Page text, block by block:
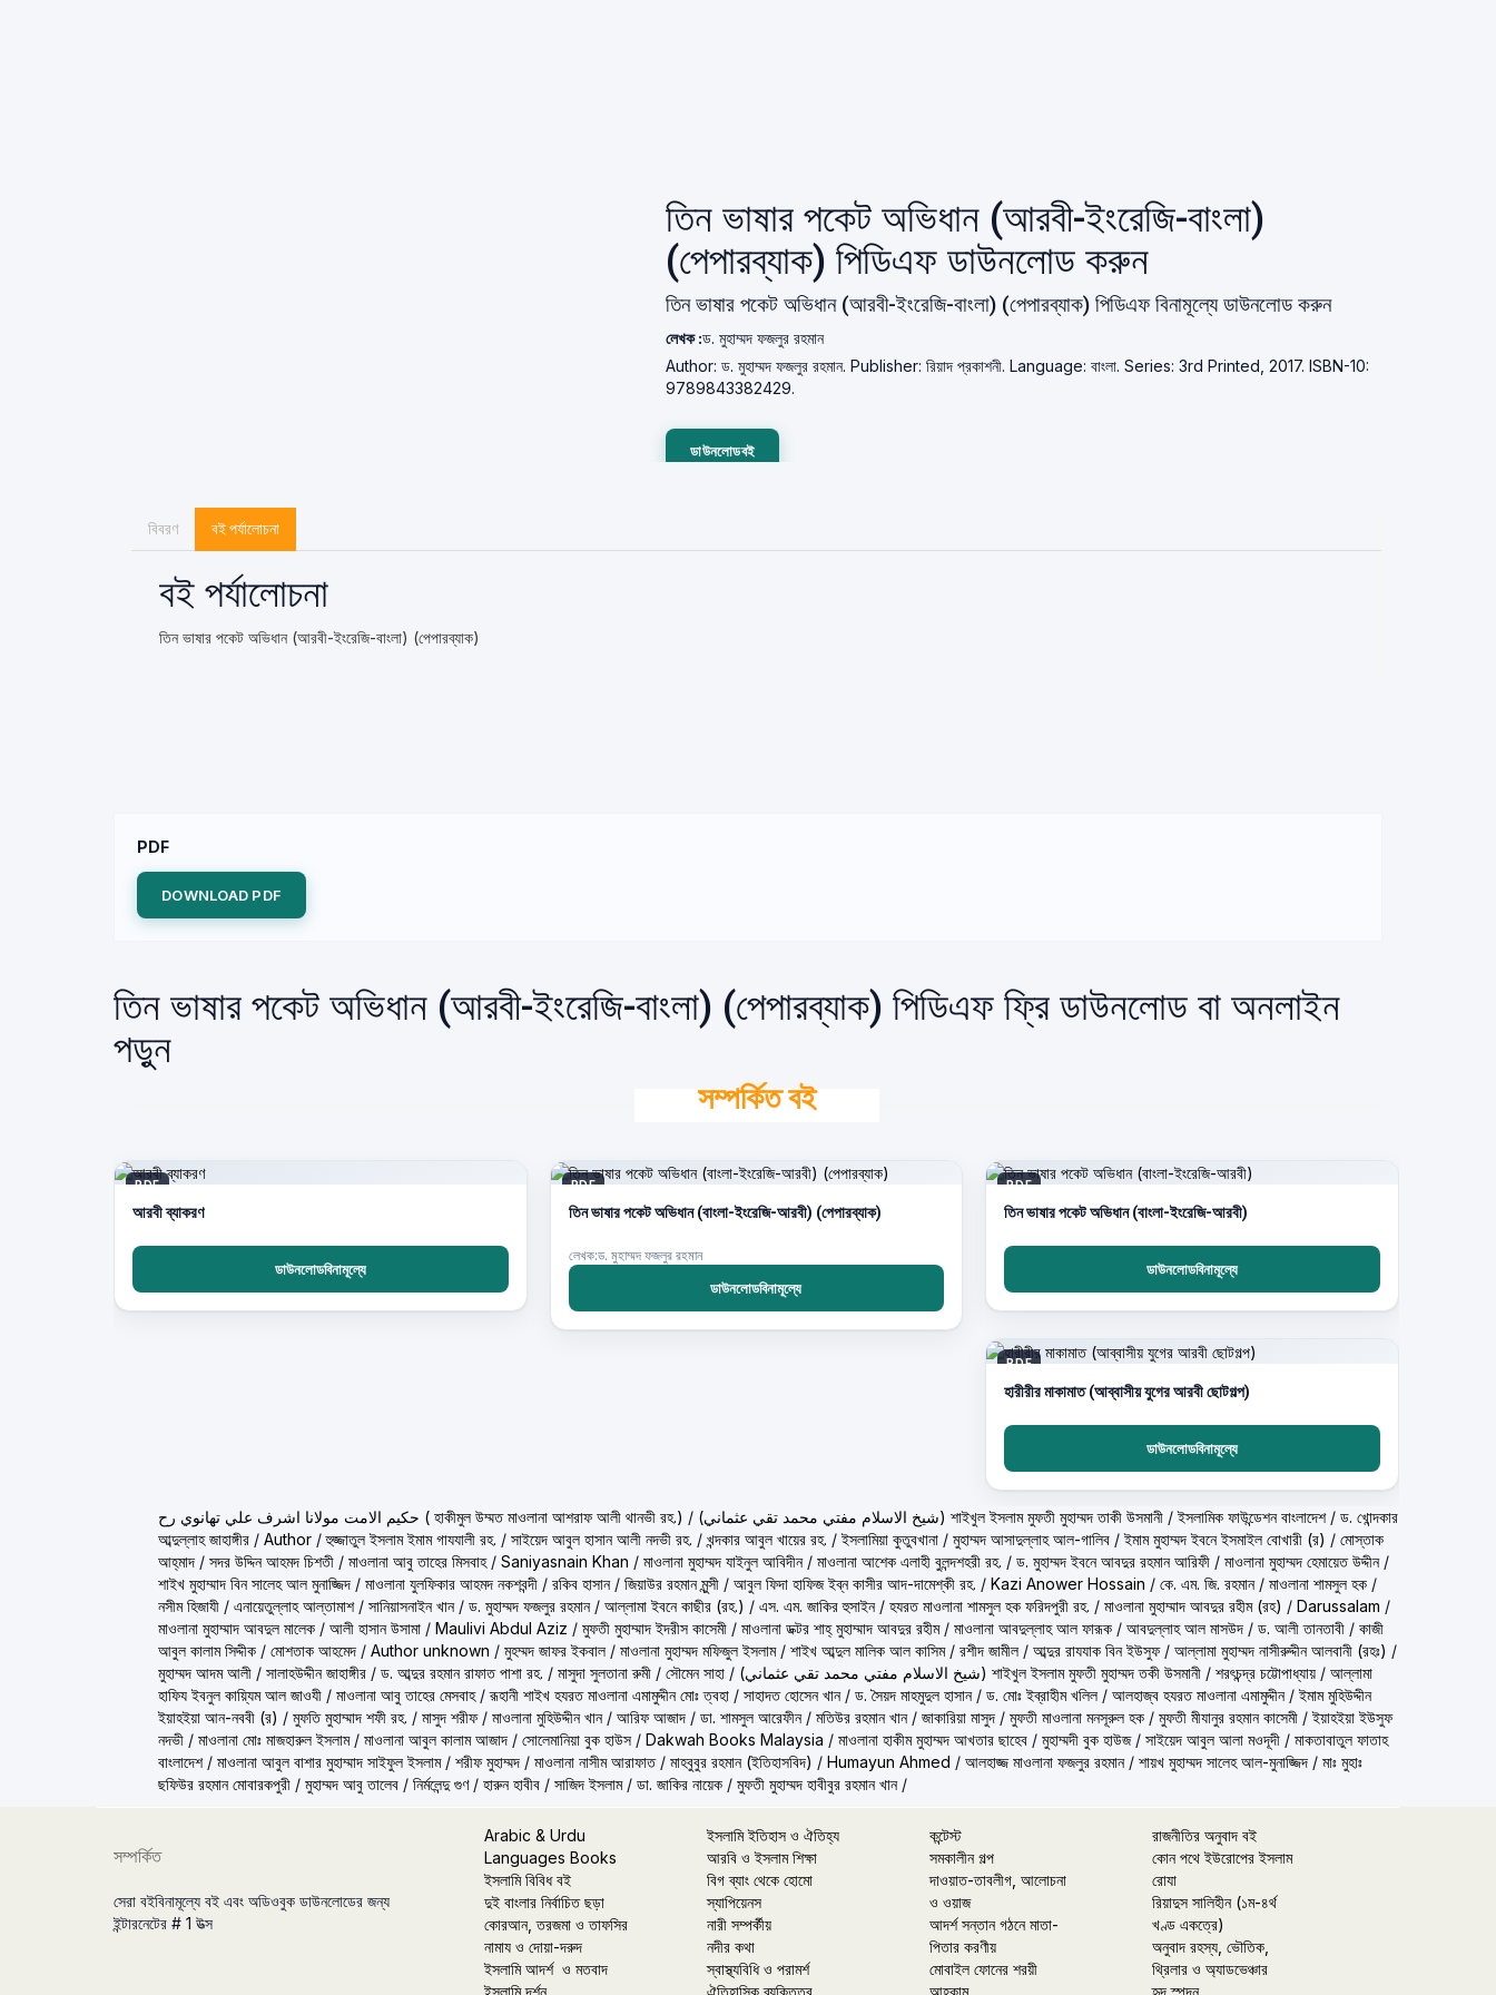
তিন ভাষার পকেট অভিধান (আরবী-ইংরেজি-বাংলা)
(পেপারব্যাক) পিডিএফ ডাউনলোড করুন
তিন ভাষার পকেট অভিধান (আরবী-ইংরেজি-বাংলা) (পেপারব্যাক) পিডিএফ বিনামূল্যে ডাউনলোড করুন
লেখক :ড. মুহাম্মদ ফজলুর রহমান
Author: ড. মুহাম্মদ ফজলুর রহমান. Publisher: রিয়াদ প্রকাশনী. Language: বাংলা. Series: 3rd Printed, 2017. ISBN-10:
9789843382429.
ডাউনলোডবই
বিবরণ বই পর্যালোচনা
বই পর্যালোচনা
তিন ভাষার পকেট অভিধান (আরবী-ইংরেজি-বাংলা) (পেপারব্যাক)
PDF
DOWNLOAD PDF
তিন ভাষার পকেট অভিধান (আরবী-ইংরেজি-বাংলা) (পেপারব্যাক) পিডিএফ ফ্রি ডাউনলোড বা অনলাইন
পড়ুন
সম্পর্কিত বই
PDF
আরবী ব্যাকরণ
ডাউনলোডবিনামূল্যে
PDF
তিন ভাষার পকেট অভিধান (বাংলা-ইংরেজি-আরবী) (পেপারব্যাক)
লেখক:ড. মুহাম্মদ ফজলুর রহমান
ডাউনলোডবিনামূল্যে
PDF
তিন ভাষার পকেট অভিধান (বাংলা-ইংরেজি-আরবী)
ডাউনলোডবিনামূল্যে
PDF
হারীরীর মাকামাত (আব্বাসীয় যুগের আরবী ছোটগল্প)
ডাউনলোডবিনামূল্যে
حكيم الامت مولانا اشرف علي تهانوي رح ( হাকীমুল উম্মত মাওলানা আশরাফ আলী থানভী রহ.) / (شيخ الاسلام مفتي محمد تقي عثماني) শাইখুল ইসলাম মুফতী মুহাম্মদ তাকী উসমানী /ইসলামিক ফাউন্ডেশন বাংলাদেশ/ ড. খোন্দকার
আব্দুল্লাহ জাহাঙ্গীর / Author /হুজ্জাতুল ইসলাম ইমাম গাযযালী রহ. / সাইয়েদ আবুল হাসান আলী নদভী রহ. / খন্দকার আবুল খায়ের রহ. /ইসলামিয়া কুতুবখানা / মুহাম্মদ আসাদুল্লাহ আল-গালিব /ইমাম মুহাম্মদ ইবনে ইসমাইল বোখারী (র) / মোস্তাক
আহ্‌মাদ / সদর উদ্দিন আহমদ চিশতী / মাওলানা আবু তাহের মিসবাহ/ Saniyasnain Khan / মাওলানা মুহাম্মদ যাইনুল আবিদীন/ মাওলানা আশেক এলাহী বুলন্দশহরী রহ. / ড. মুহাম্মদ ইবনে আবদুর রহমান আরিফী / মাওলানা মুহাম্মদ হেমায়েত উদ্দীন/
শাইখ মুহাম্মাদ বিন সালেহ আল মুনাজ্জিদ / মাওলানা যুলফিকার আহমদ নকশবন্দী / রকিব হাসান/ জিয়াউর রহমান মুন্সী / আবুল ফিদা হাফিজ ইব্‌ন কাসীর আদ-দামেশ্‌কী রহ. / Kazi Anower Hossain / কে. এম. জি. রহমান/ মাওলানা শামসুল হক /
নসীম হিজাযী / এনায়েতুল্লাহ আল্‌তামাশ/ সানিয়াসনাইন খান/ ড. মুহাম্মদ ফজলুর রহমান/ আল্লামা ইবনে কাছীর (রহ.) / এস. এম. জাকির হুসাইন/ হযরত মাওলানা শামসুল হক ফরিদপুরী রহ. / মাওলানা মুহাম্মাদ আবদুর রহীম (রহ) / Darussalam /
মাওলানা মুহাম্মাদ আবদুল মালেক / আলী হাসান উসামা / Maulivi Abdul Aziz / মুফতী মুহাম্মাদ ইদরীস কাসেমী / মাওলানা ডক্টর শাহ্‌ মুহাম্মাদ আবদুর রহীম/ মাওলানা আবদুল্লাহ আল ফারূক / আবদুল্লাহ আল মাসউদ / ড. আলী তানতাবী / কাজী
আবুল কালাম সিদ্দীক / মোশতাক আহমেদ / Author unknown / মুহম্মদ জাফর ইকবাল / মাওলানা মুহাম্মদ মফিজুল ইসলাম/ শাইখ আব্দুল মালিক আল কাসিম/ রশীদ জামীল / আব্দুর রাযযাক বিন ইউসুফ/ আল্লামা মুহাম্মদ নাসীরুদ্দীন আলবানী (রহঃ) /
মুহাম্মদ আদম আলী / সালাহউদ্দীন জাহাঙ্গীর / ড. আব্দুর রহমান রাফাত পাশা রহ. / মাসুদা সুলতানা রুমী / সৌমেন সাহা / (شيخ الاسلام مفتي محمد تقي عثماني) শাইখুল ইসলাম মুফতী মুহাম্মদ তকী উসমানী / শরৎচন্দ্র চট্টোপাধ্যায় / আল্লামা
হাফিয ইবনুল কায়্যিম আল জাওযী / মাওলানা আবু তাহের মেসবাহ/রূহানী শাইখ হযরত মাওলানা এমামুদ্দীন মোঃ ত্বহা / সাহাদত হোসেন খান/ ড. সৈয়দ মাহমুদুল হাসান/ ড. মোঃ ইব্রাহীম খলিল / আলহাজ্ব হযরত মাওলানা এমামুদ্দীন/ইমাম মুহিউদ্দীন
ইয়াহইয়া আন-নববী (র) / মুফতি মুহাম্মাদ শফী রহ. / মাসুদ শরীফ/ মাওলানা মুহিউদ্দীন খান/ আরিফ আজাদ / ডা. শামসুল আরেফীন/ মতিউর রহমান খান/ জাকারিয়া মাসুদ / মুফতী মাওলানা মনসূরুল হক / মুফতী মীযানুর রহমান কাসেমী /ইয়াহইয়া ইউসুফ
নদভী / মাওলানা মোঃ মাজহারুল ইসলাম/ মাওলানা আবুল কালাম আজাদ / সোলেমানিয়া বুক হাউস / Dakwah Books Malaysia / মাওলানা হাকীম মুহাম্মদ আখতার ছাহেব / মুহাম্মদী বুক হাউজ/ সাইয়েদ আবুল আলা মওদূদী / মাকতাবাতুল ফাতাহ
বাংলাদেশ/ মাওলানা আবুল বাশার মুহাম্মাদ সাইফুল ইসলাম/ শরীফ মুহাম্মদ / মাওলানা নাসীম আরাফাত/ মাহবুবুর রহমান (ইতিহাসবিদ) / Humayun Ahmed / আলহাজ্জ মাওলানা ফজলুর রহমান/ শায়খ মুহাম্মদ সালেহ আল-মুনাজ্জিদ / মাঃ মুহাঃ
ছফিউর রহমান মোবারকপুরী / মুহাম্মদ আবু তালেব / নির্মলেন্দু গুণ/ হারুন হাবীব / সাজিদ ইসলাম/ ডা. জাকির নায়েক / মুফতী মুহাম্মদ হাবীবুর রহমান খান/
সম্পর্কিত
সেরা বইবিনামূল্যে বই এবং অডিওবুক ডাউনলোডের জন্য
ইন্টারনেটের # 1 উত্স
Arabic & Urdu
Languages Books
ইসলামি বিবিধ বই
দুই বাংলার নির্বাচিত ছড়া
কোরআন, তরজমা ও তাফসির
নামায ও দোয়া-দরুদ
ইসলামি আদর্শ ও মতবাদ
ইসলামি দর্শন
ইসলামি ইতিহাস ও ঐতিহ্য
আরবি ও ইসলাম শিক্ষা
বিগ ব্যাং থেকে হোমো
স্যাপিয়েনস
নারী সম্পর্কীয়
নদীর কথা
স্বাস্থ্যবিধি ও পরামর্শ
ঐতিহাসিক ব্যক্তিত্ব
কন্টেস্ট
সমকালীন গল্প
দাওয়াত-তাবলীগ, আলোচনা
ও ওয়াজ
আদর্শ সন্তান গঠনে মাতা-
পিতার করণীয়
মোবাইল ফোনের শরয়ী
আহকাম
রাজনীতির অনুবাদ বই
কোন পথে ইউরোপের ইসলাম
রোযা
রিয়াদুস সালিহীন (১ম-৪র্থ
খণ্ড একত্রে)
অনুবাদ রহস্য, ভৌতিক,
থ্রিলার ও অ্যাডভেঞ্চার
হৃদ স্পন্দন